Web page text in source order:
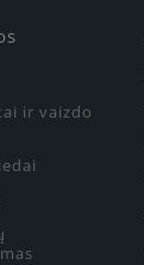
ir vaizdo